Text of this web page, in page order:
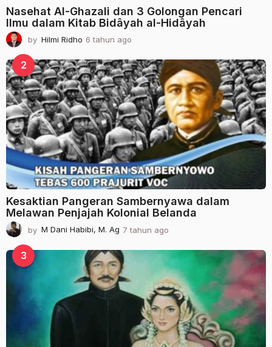
Nasehat Al-Ghazali dan 3 Golongan Pencari
Ilmu dalam Kitab Bidâyah al-Hidâyah
by Hilmi Ridho 6 tahun ago
a
h
u
n
a
g
o
2
Kesaktian Pangeran Sambernyawa dalam
Melawan Penjajah Kolonial Belanda
by M Dani Habibi, M. Ag 7 tahun ago
a
u
n
a
g
o
3